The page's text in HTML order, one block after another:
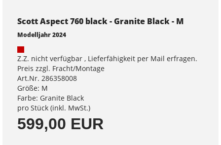
Scott Aspect 760 black - Granite Black - M
Modelljahr 2024
Z.Z. nicht verfügbar , Lieferfähigkeit per Mail erfragen.
Preis zzgl. Fracht/Montage
Art.Nr. 286358008
Größe: M
Farbe: Granite Black
pro Stück (inkl. MwSt.)
599,00 EUR